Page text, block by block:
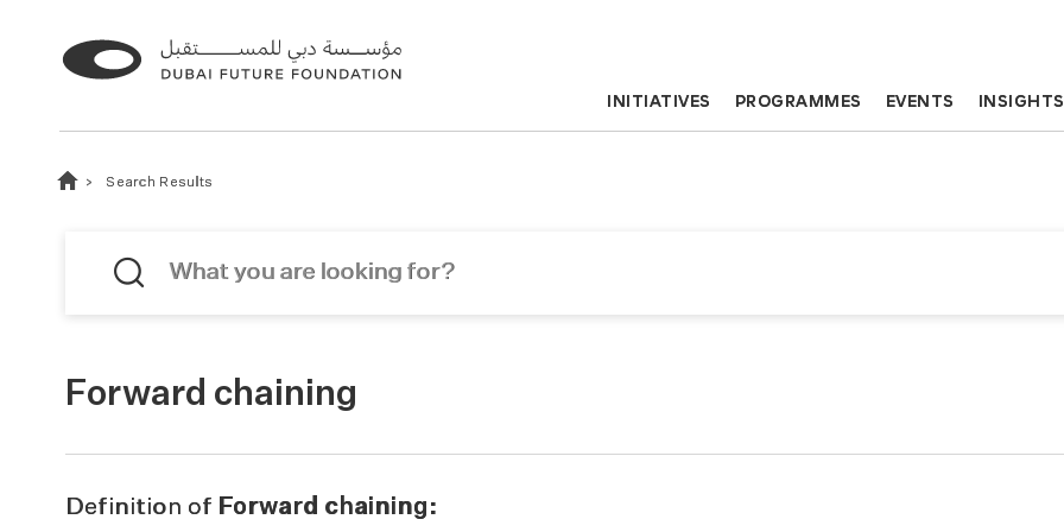
INITIATIVES PROGRAMMES EVENTS INSIGHTS
Search Results
Forward chaining
Definition of Forward chaining: